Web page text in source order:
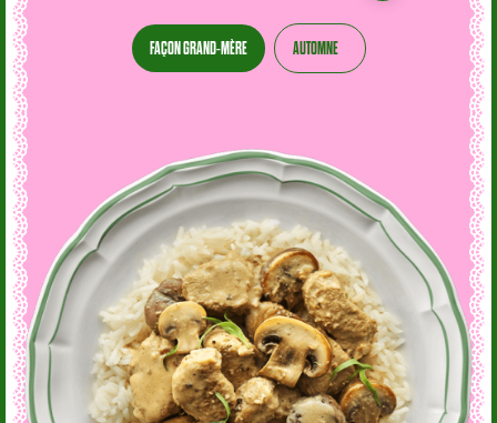
FAÇON GRAND-MÈRE AUTOMNE